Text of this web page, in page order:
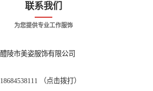
联系我们
为您提供专业工作服饰
醴陵市美姿服饰有限公司
18684538111 （点击拨打）